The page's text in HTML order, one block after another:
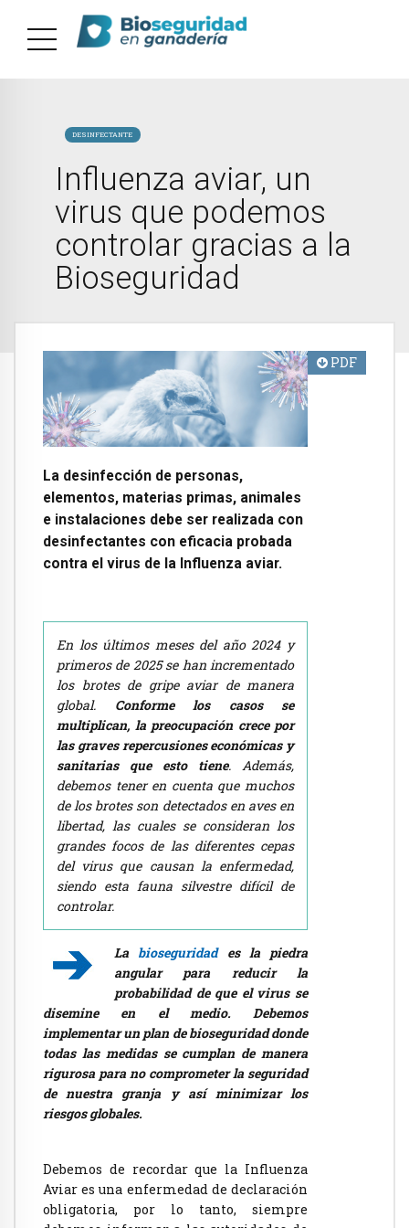
DESINFECTANTE
Influenza aviar, un
virus que podemos
controlar gracias a la
Bioseguridad
PDF
La desinfección de personas,
elementos, materias primas, animales
e instalaciones debe ser realizada con
desinfectantes con eficacia probada
contra el virus de la Influenza aviar.
En los últimos meses del año 2024 y
primeros de 2025 se han incrementado
los brotes de gripe aviar de manera
global. Conforme los casos
se
multiplican, la preocupación crece por
las graves repercusiones económicas y
sanitarias
que esto tiene. Además,
debemos tener en cuenta que muchos
de los brotes son detectados en aves en
libertad, las cuales se consideran los
grandes focos de las diferentes cepas
del virus que causan la enfermedad,
siendo esta fauna silvestre difícil de
controlar.
La bioseguridad es la piedra
angular
para reducir
la
probabilidad de que el virus se
disemine
en el medio.
Debemos
implementar un plan de bioseguridad donde
todas las medidas se cumplan de manera
rigurosa para no comprometer la seguridad
de nuestra granja y así minimizar los
riesgos globales.
Debemos de recordar que la Influenza
Aviar es una enfermedad de declaración
obligatoria, por lo tanto, siempre